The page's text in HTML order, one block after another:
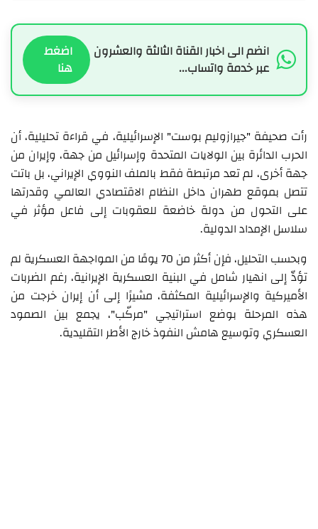
انضم الى اخبار القناة الثالثة والعشرون
عبر خدمة واتساب...
اضغط
هنا
رأت صحيفة "جيرازوليم بوست" الإسرائيلية، في قراءة تحليلية، أن
الحرب الدائرة بين الولايات المتحدة وإسرائيل من جهة، وإيران من
جهة أخرى، لم تعد مرتبطة فقط بالملف النووي الإيراني، بل باتت
تتصل بموقع طهران داخل النظام الاقتصادي العالمي وقدرتها
على التحول من دولة خاضعة للعقوبات إلى فاعل مؤثر في
سلاسل الإمداد الدولية.
وبحسب التحليل، فإن أكثر من 70 يومًا من المواجهة العسكرية لم
تؤدِّ إلى انهيار شامل في البنية العسكرية الإيرانية، رغم الضربات
الأميركية والإسرائيلية المكثفة، مشيرًا إلى أن إيران خرجت من
هذه المرحلة بوضع استراتيجي "مركّب"، يجمع بين الصمود
العسكري وتوسيع هامش النفوذ خارج الأطر التقليدية.